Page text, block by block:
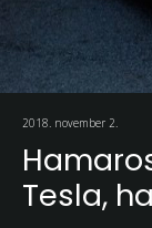
2018. november 2.
Tesla,